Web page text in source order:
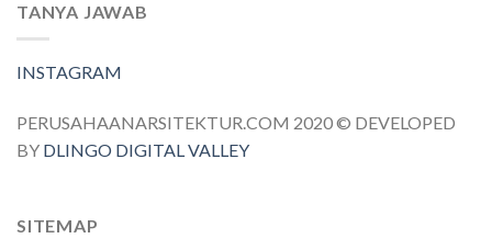
TANYA JAWAB
INSTAGRAM
PERUSAHAANARSITEKTUR.COM 2020 © DEVELOPED
BY DLINGO DIGITAL VALLEY
SITEMAP